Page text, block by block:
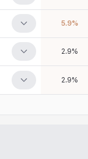
5.9%
2.9%
2.9%